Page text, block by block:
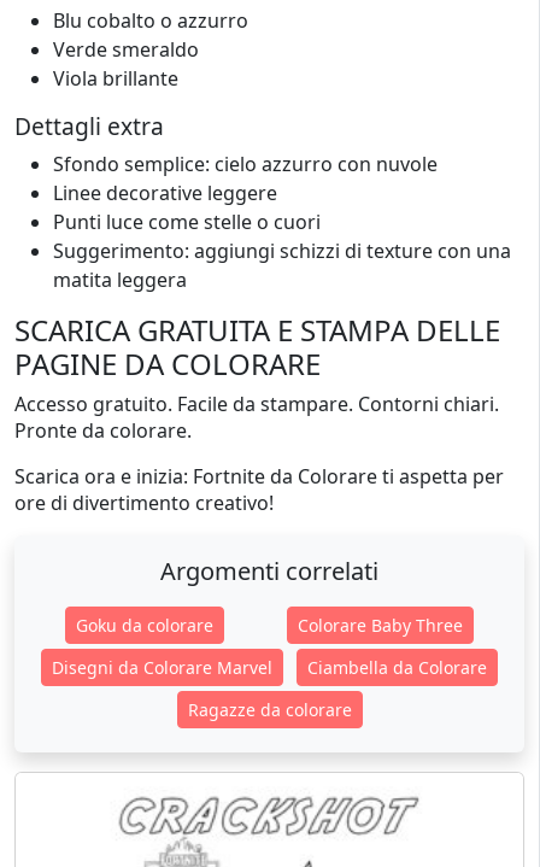
Blu cobalto o azzurro
Verde smeraldo
Viola brillante
Dettagli extra
Sfondo semplice: cielo azzurro con nuvole
Linee decorative leggere
Punti luce come stelle o cuori
Suggerimento: aggiungi schizzi di texture con una
matita leggera
SCARICA GRATUITA E STAMPA DELLE
PAGINE DA COLORARE
Accesso gratuito. Facile da stampare. Contorni chiari.
Pronte da colorare.
Scarica ora e inizia: Fortnite da Colorare ti aspetta per
ore di divertimento creativo!
Argomenti correlati
Goku da colorare
Colorare Baby Three
Disegni da Colorare Marvel
Ciambella da Colorare
Ragazze da colorare